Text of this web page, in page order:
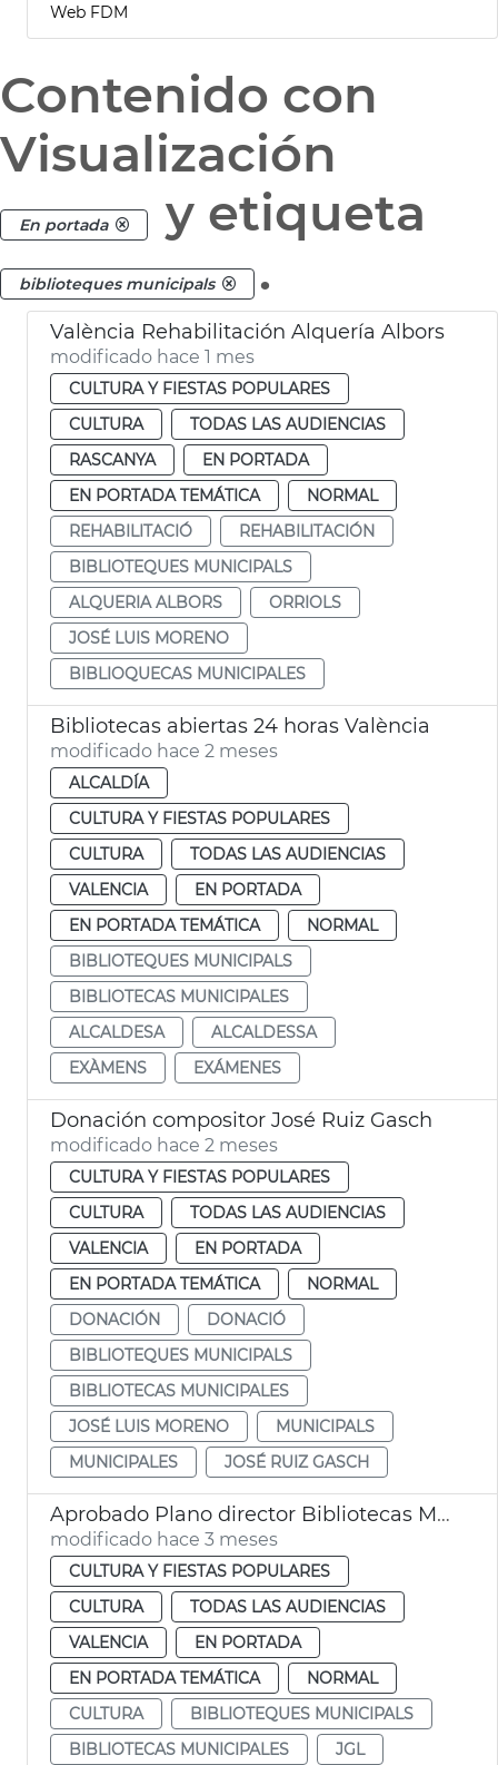
Web FDM
Contenido con
Visualización
En portada y etiqueta
biblioteques municipals .
València Rehabilitación Alquería Albors
modificado hace 1 mes
CULTURA Y FIESTAS POPULARES
CULTURA
TODAS LAS AUDIENCIAS
RASCANYA
EN PORTADA
EN PORTADA TEMÁTICA
NORMAL
REHABILITACIÓ
REHABILITACIÓN
BIBLIOTEQUES MUNICIPALS
ALQUERIA ALBORS
ORRIOLS
JOSÉ LUIS MORENO
BIBLIOQUECAS MUNICIPALES
Bibliotecas abiertas 24 horas València
modificado hace 2 meses
ALCALDÍA
CULTURA Y FIESTAS POPULARES
CULTURA
TODAS LAS AUDIENCIAS
VALENCIA
EN PORTADA
EN PORTADA TEMÁTICA
NORMAL
BIBLIOTEQUES MUNICIPALS
BIBLIOTECAS MUNICIPALES
ALCALDESA
ALCALDESSA
EXÀMENS
EXÁMENES
Donación compositor José Ruiz Gasch
modificado hace 2 meses
CULTURA Y FIESTAS POPULARES
CULTURA
TODAS LAS AUDIENCIAS
VALENCIA
EN PORTADA
EN PORTADA TEMÁTICA
NORMAL
DONACIÓN
DONACIÓ
BIBLIOTEQUES MUNICIPALS
BIBLIOTECAS MUNICIPALES
JOSÉ LUIS MORENO
MUNICIPALS
MUNICIPALES
JOSÉ RUIZ GASCH
Aprobado Plano director Bibliotecas Municipales València
modificado hace 3 meses
CULTURA Y FIESTAS POPULARES
CULTURA
TODAS LAS AUDIENCIAS
VALENCIA
EN PORTADA
EN PORTADA TEMÁTICA
NORMAL
CULTURA
BIBLIOTEQUES MUNICIPALS
BIBLIOTECAS MUNICIPALES
JGL